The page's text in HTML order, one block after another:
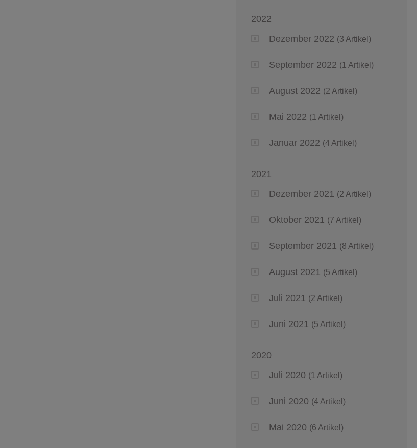
2022
Dezember 2022 (3 Artikel)
September 2022 (1 Artikel)
August 2022 (2 Artikel)
Mai 2022 (1 Artikel)
Januar 2022 (4 Artikel)
2021
Dezember 2021 (2 Artikel)
Oktober 2021 (7 Artikel)
September 2021 (8 Artikel)
August 2021 (5 Artikel)
Juli 2021 (2 Artikel)
Juni 2021 (5 Artikel)
2020
Juli 2020 (1 Artikel)
Juni 2020 (4 Artikel)
Mai 2020 (6 Artikel)